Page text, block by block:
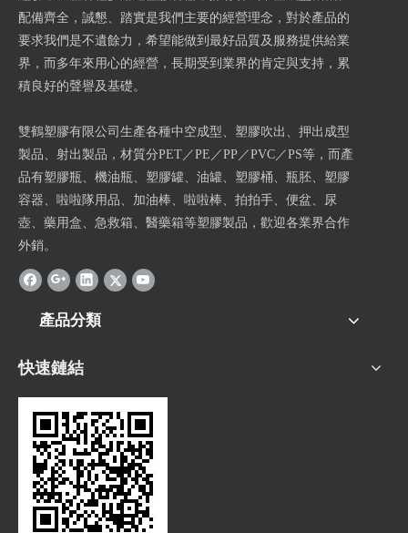
配備齊全，誠懇、踏實是我們主要的經營理念，對於產品的
要求我們是不遺餘力，希望能做到最好品質及服務提供給業
界，而多年來用心的經營，長期受到業界的肯定與支持，累
積良好的聲譽及基礎。
雙鶴塑膠有限公司生產各種中空成型、塑膠吹出、押出成型
製品、射出製品，材質分PET／PE／PP／PVC／PS等，而產
品有塑膠瓶、機油瓶、塑膠罐、油罐、塑膠桶、瓶胚、塑膠
容器、啦啦隊用品、加油棒、啦啦棒、拍拍手、便盆、尿
壺、藥用盒、急救箱、醫藥箱等塑膠製品，歡迎各業界合作
外銷。
產品分類
快速鏈結